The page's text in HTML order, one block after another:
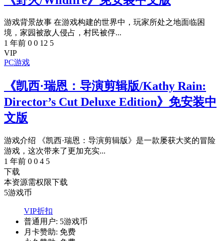
游戏背景故事 在游戏构建的世界中，玩家所处之地面临困
境，家园被敌人侵占，村民被俘...
1 年前 0 0 12 5
VIP
PC游戏
《凯西·瑞恩：导演剪辑版/Kathy Rain:
Director’s Cut Deluxe Edition》免安装中
文版
游戏介绍 《凯西·瑞恩：导演剪辑版》是一款屡获大奖的冒险
游戏，这次带来了更加充实...
1 年前 0 0 4 5
下载
本资源需权限下载
5游戏币
VIP折扣
普通用户: 5游戏币
月卡赞助: 免费